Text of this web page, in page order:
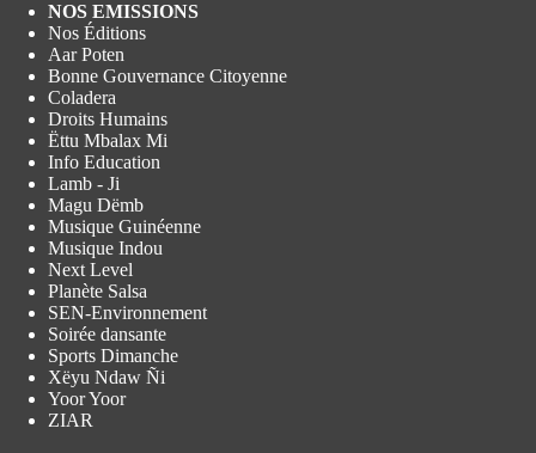
NOS EMISSIONS
Nos Éditions
Aar Poten
Bonne Gouvernance Citoyenne
Coladera
Droits Humains
Ëttu Mbalax Mi
Info Education
Lamb - Ji
Magu Dëmb
Musique Guinéenne
Musique Indou
Next Level
Planète Salsa
SEN-Environnement
Soirée dansante
Sports Dimanche
Xëyu Ndaw Ñi
Yoor Yoor
ZIAR